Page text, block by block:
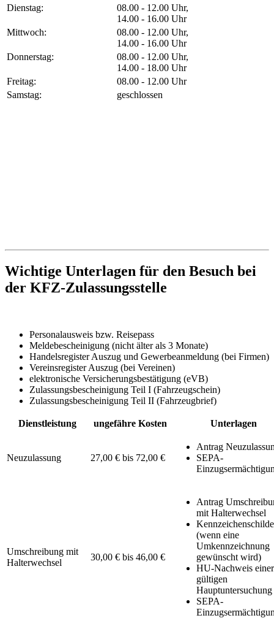
Dienstag:
08.00 - 12.00 Uhr,
14.00 - 16.00 Uhr
Mittwoch:
08.00 - 12.00 Uhr,
14.00 - 16.00 Uhr
Donnerstag:
08.00 - 12.00 Uhr,
14.00 - 18.00 Uhr
Freitag:
08.00 - 12.00 Uhr
Samstag:
geschlossen
Wichtige Unterlagen für den Besuch bei
der KFZ-Zulassungsstelle
Personalausweis bzw. Reisepass
Meldebescheinigung (nicht älter als 3 Monate)
Handelsregister Auszug und Gewerbeanmeldung (bei Firmen)
Vereinsregister Auszug (bei Vereinen)
elektronische Versicherungsbestätigung (eVB)
Zulassungsbescheinigung Teil I (Fahrzeugschein)
Zulassungsbescheinigung Teil II (Fahrzeugbrief)
Dienstleistung ungefähre Kosten Unterlagen
Neuzulassung 27,00 € bis 72,00 €
Antrag
SEPA-
Umschreibung mit
Halterwechsel
30,00 € bis 46,00 €
Antrag
mit Halterwechsel
(wenn eine
Umkennzeichnung
gewünscht wird)
HU-Nachweis einer
gültigen
Hauptuntersuchung
SEPA-